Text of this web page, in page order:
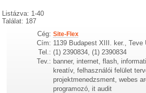
Listázva: 1-40
Találat: 187
Cég: Site-Flex
Cím: 1139 Budapest XIII. ker., Teve
Tel.: (1) 2390834, (1) 2390834
Tev.: banner, internet, flash,
kreatív, felhasználói felület
projektmenedzsment, webes
programozó, it audit